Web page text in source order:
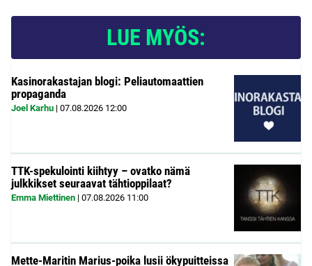
LUE MYÖS:
Kasinorakastajan blogi: Peliautomaattien
propaganda
Joel Karhu | 07.08.2026 12:00
TTK-spekulointi kiihtyy – ovatko nämä
julkkikset seuraavat tähtioppilaat?
Emma Miettinen | 07.08.2026 11:00
Mette-Maritin Marius-poika lusii ökypuitteissa